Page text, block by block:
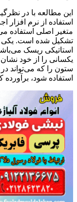
متغیر اصلی استفاده
تشکیل شده است. یکی
استاتیکی ریسک
یکسانی را از خود
ستون را که می‌تواند
استفاده شود،